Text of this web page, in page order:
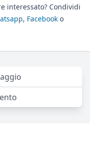
interessato? Condividi
, Facebook o